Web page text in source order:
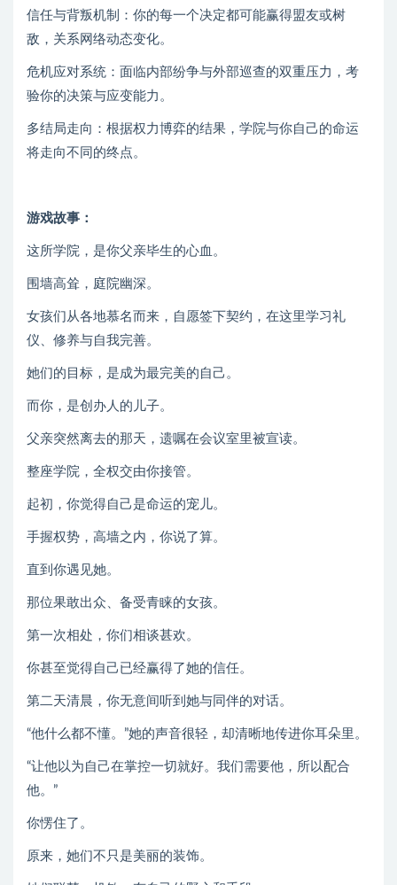
信任与背叛机制：你的每一个决定都可能赢得盟友或树
敌，关系网络动态变化。
危机应对系统：面临内部纷争与外部巡查的双重压力，考
验你的决策与应变能力。
多结局走向：根据权力博弈的结果，学院与你自己的命运
将走向不同的终点。
游戏故事：
这所学院，是你父亲毕生的心血。
围墙高耸，庭院幽深。
女孩们从各地慕名而来，自愿签下契约，在这里学习礼
仪、修养与自我完善。
她们的目标，是成为最完美的自己。
而你，是创办人的儿子。
父亲突然离去的那天，遗嘱在会议室里被宣读。
整座学院，全权交由你接管。
起初，你觉得自己是命运的宠儿。
手握权势，高墙之内，你说了算。
直到你遇见她。
那位果敢出众、备受青睐的女孩。
第一次相处，你们相谈甚欢。
你甚至觉得自己已经赢得了她的信任。
第二天清晨，你无意间听到她与同伴的对话。
“他什么都不懂。”她的声音很轻，却清晰地传进你耳朵里。
“让他以为自己在掌控一切就好。我们需要他，所以配合
他。”
你愣住了。
原来，她们不只是美丽的装饰。